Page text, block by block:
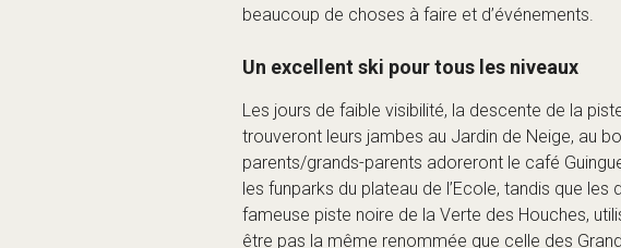
beaucoup de choses à faire et d’événements.
Un excellent ski pour tous les niveaux
Les jours de faible visibilité, la descente de la
trouveront leurs jambes au Jardin de Neige, au
parents/grands-parents adoreront le café
les funparks du plateau de l’Ecole, tandis que
fameuse piste noire de la Verte des Houches,
être pas la même renommée que celle des